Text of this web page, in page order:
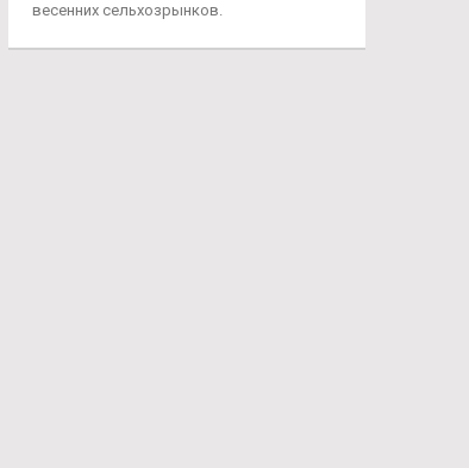
весенних сельхозрынков.